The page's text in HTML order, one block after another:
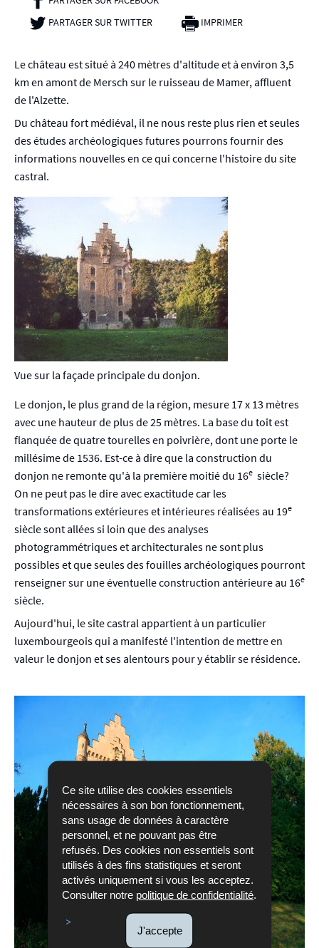
Ce site utilise des cookies essentiels
nécessaires à son bon fonctionnement,
sans usage de données à caractère
personnel, et ne pouvant pas être
refusés. Des cookies non essentiels sont
utilisés à des fins statistiques et seront
activés uniquement si vous les acceptez.
Consulter notre politique de confidentialité
J'accepte
PARTAGER SUR TWITTER- NOUVELLE FENÊTRE
IMPRIMER
Le château est situé à 240 mètres d'altitude et à environ 3,5
km en amont de Mersch sur le ruisseau de Mamer, affluent
de l'Alzette.
Du château fort médiéval, il ne nous reste plus rien et seules
des études archéologiques futures pourrons fournir des
informations nouvelles en ce qui concerne l'histoire du site
castral.
Vue sur la façade principale du donjon.
Le donjon, le plus grand de la région, mesure 17 x 13 mètres
avec une hauteur de plus de 25 mètres. La base du toit est
flanquée de quatre tourelles en poivrière, dont une porte le
millésime de 1536. Est-ce à dire que la construction du
donjon ne remonte qu'à la première moitié du 16e siècle?
On ne peut pas le dire avec exactitude car les
transformations extérieures et intérieures réalisées au 19e
siècle sont allées si loin que des analyses
photogrammétriques et architecturales ne sont plus
possibles et que seules des fouilles archéologiques pourront
renseigner sur une éventuelle construction antérieure au 16e
siècle.
Aujourd'hui, le site castral appartient à un particulier
luxembourgeois qui a manifesté l'intention de mettre en
valeur le donjon et ses alentours pour y établir se résidence.